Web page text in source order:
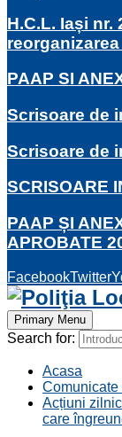
H.C.L. Iași nr.
PAAP SI
Scrisoare de
Scrisoare de
SCRISOARE
PAAP ȘI
APROBATE
FacebookTwitter
Primary Menu
Search for:
Acasa
Comunicate
Acțiuni
care